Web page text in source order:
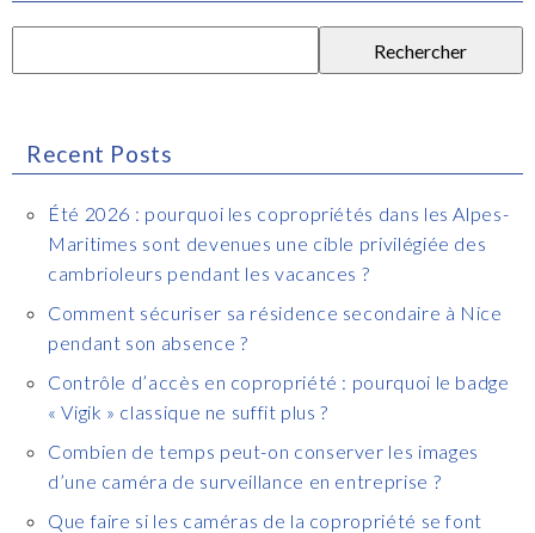
Recent Posts
Été 2026 : pourquoi les copropriétés dans les Alpes-
Maritimes sont devenues une cible privilégiée des
cambrioleurs pendant les vacances ?
Comment sécuriser sa résidence secondaire à Nice
pendant son absence ?
Contrôle d’accès en copropriété : pourquoi le badge
« Vigik » classique ne suffit plus ?
Combien de temps peut-on conserver les images
d’une caméra de surveillance en entreprise ?
Que faire si les caméras de la copropriété se font